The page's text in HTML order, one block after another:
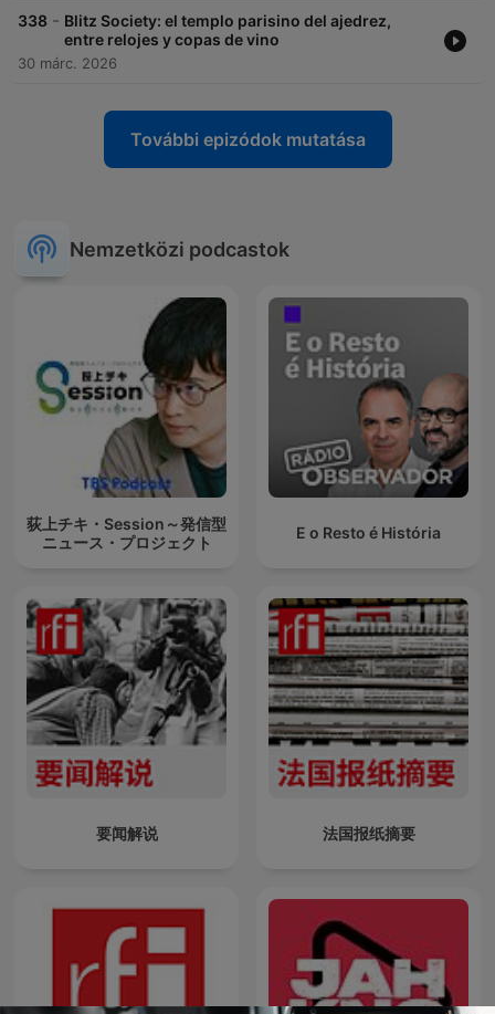
338 - Blitz Society: el templo parisino del ajedrez,
entre relojes y copas de vino
30 márc. 2026
További epizódok mutatása
Nemzetközi podcastok
荻上チキ・Session～発信型
ニュース・プロジェクト
E o Resto é História
要闻解说 法国报纸摘要